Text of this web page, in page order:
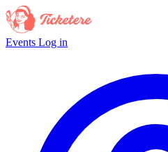
Events Log in